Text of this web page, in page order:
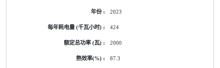
2023
424
2000
87.3